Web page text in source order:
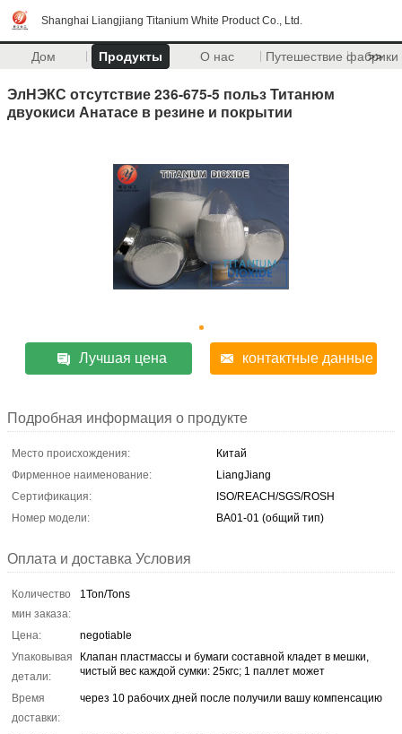
Shanghai Liangjiang Titanium White Product Co., Ltd.
Дом Продукты О нас Путешествие фабрики
>>
ЭлНЭКС отсутствие 236-675-5 польз Титанюм
двуокиси Анатасе в резине и покрытии
Лучшая цена контактные данные
Подробная информация о продукте
Место происхождения:
Китай
Фирменное наименование:
LiangJiang
Сертификация:
ISO/REACH/SGS/ROSH
Номер модели:
BA01-01 (общий тип)
Оплата и доставка Условия
Количество
мин заказа:
1Ton/Tons
Цена:
negotiable
Упаковывая
детали:
Клапан пластмассы и бумаги составной кладет в мешки,
чистый вес каждой сумки: 25кгс; 1 паллет может
Время
доставки:
через 10 рабочих дней после получили вашу компенсацию